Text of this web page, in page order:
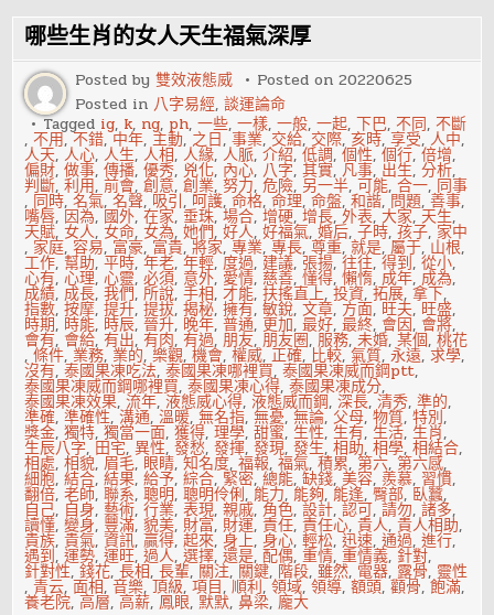
行
旺
衰
看
相
貌
美
丑
哪些生肖的女人天生福氣深厚
Posted by雙效液態威 Posted on20220625
Posted in 八字易經,談運論命
Tagged ig, k, ng, ph,一些,一樣,一般,一起,下巴,不同,不斷
,不用,不錯,中年,主動, 之日,事業, 交給, 交際,亥時,享受,人中,
人天,人心,人生,人相,人緣,人脈,介紹,低調,個性,個行,倍增,
偏財,做事,傳播,優秀, 兇化, 內心, 八字,其實,凡事, 出生,分析,
判斷,利用,前會,創意,創業,努力,危險, 另一半,可能,合一, 同事
, 同時,名氣,名聲, 吸引, 呵護,命格,命理,命盤,和諧, 問題,善事,
嘴唇, 因為, 國外,在家, 垂珠,場合,增硬,增長,外表,大家, 天生,
天賦,女人,女命,女為,她們,好人,好福氣,婚后,子時,孩子, 家中
, 家庭,容易, 富豪, 富貴,將家,專業,專長,尊重,就是,屬于, 山根,
工作,幫助,平時,年老,年輕,度過, 建議,張揚,往往,得到,從小,
心有,心理,心靈,必須, 意外, 愛情,慈善,懂得,懶惰, 成年, 成為,
成績, 成長,我們,所說,手相,才能,扶搖直上,投資,拓展,拿下,
指數,按摩,提升,提拔,揭秘,擁有,敏銳,文章, 方面, 旺夫, 旺盛,
時期, 時能, 時辰,晉升, 晚年,普通, 更加,最好,最終, 會因, 會將,
會有, 會給,有出,有肉,有過,朋友,朋友圈,服務,未婚,某個,桃花
,條件, 業務,業的,樂觀,機會,權威,正確,比較,氣質,永遠,求學,
沒有,泰國果凍吃法,泰國果凍哪裡買,泰國果凍威而鋼ptt,
泰國果凍威而鋼哪裡買,泰國果凍心得,泰國果凍成分,
泰國果凍效果,流年,液態威心得,液態威而鋼,深長,清秀,準的,
準確,準確性,溝通,溫暖,無名指,無憂,無論,父母,物質,特別,
獎金,獨特,獨當一面,獲得,理學,甜蜜,生性,生有,生活,生肖,
生辰八字, 田宅,異性,發愁,發揮,發現,發生,相助,相學,相結合,
相處,相貌,眉毛, 眼睛,知名度,福報,福氣,積累, 第六, 第六感,
細胞,結合,結果,給予,綜合, 緊密,總能,缺錢,美容,羨慕, 習慣,
翻倍,老師,聯系,聰明,聰明伶俐,能力,能夠,能逢,臀部, 臥蠶,
自己, 自身,藝術,行業,表現,親戚, 角色,設計,認可,請勿,諸多,
讀懂,變身, 豐滿,貌美, 財富, 財運,責任,責任心,貴人,貴人相助,
貴族,貴氣,資訊,贏得,起來,身上,身心,輕松,迅速,通過,進行,
遇到,運勢,運旺,過人,選擇,還是,配偶,重情,重情義, 針對,
針對性,錢花,長相,長輩, 關注, 關鍵, 階段,雖然, 電器, 露骨, 靈性
,青云,面相,音樂,頂級,項目,順利,領域,領導,額頭,顴骨,飽滿,
養老院,高層,高薪,鳳眼, 默默,鼻梁,龐大